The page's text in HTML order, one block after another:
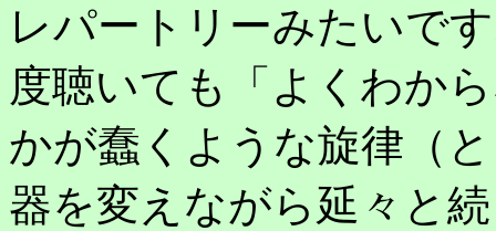
レパートリーみたいで
度聴いても「よくわか
かが蠢くような旋律（
器を変えながら延々と